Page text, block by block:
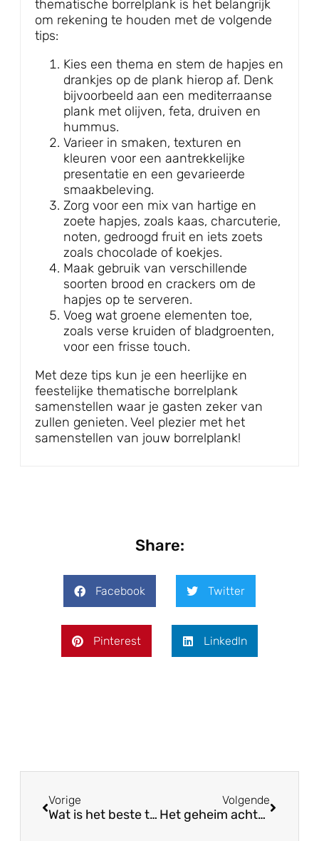
thematische borrelplank is het belangrijk
om rekening te houden met de volgende
tips:
Kies een thema en stem de hapjes en
drankjes op de plank hierop af. Denk
bijvoorbeeld aan een mediterraanse
plank met olijven, feta, druiven en
hummus.
Varieer in smaken, texturen en
kleuren voor een aantrekkelijke
presentatie en een gevarieerde
smaakbeleving.
Zorg voor een mix van hartige en
zoete hapjes, zoals kaas, charcuterie,
noten, gedroogd fruit en iets zoets
zoals chocolade of koekjes.
Maak gebruik van verschillende
soorten brood en crackers om de
hapjes op te serveren.
Voeg wat groene elementen toe,
zoals verse kruiden of bladgroenten,
voor een frisse touch.
Met deze tips kun je een heerlijke en
feestelijke thematische borrelplank
samenstellen waar je gasten zeker van
zullen genieten. Veel plezier met het
samenstellen van jouw borrelplank!
Share:
Facebook Twitter
Pinterest LinkedIn
Vorige
Wat is het beste thema voor een gezellige borrel?
Volgende
Het geheim achter perfecte Italiaanse borrelplanken